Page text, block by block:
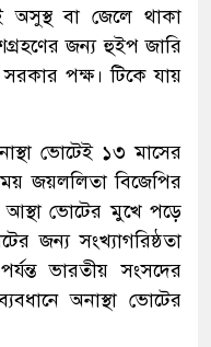
অসুস্থ বা জেলে থাকা
জন্য হুইপ জারি
পক্ষ। টিকে যায়
ভোটেই ১৩ মাসের
জয়ললিতা বিজেপির
ভোটের মুখে পড়ে
জন্য সংখ্যাগরিষ্ঠতা
ভারতীয় সংসদের
অনাস্থা ভোটের